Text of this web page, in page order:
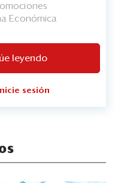
Económica
leyendo
Inicie sesión